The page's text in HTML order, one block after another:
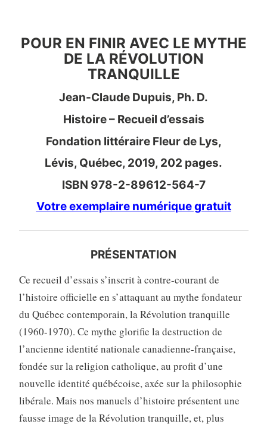
POUR EN FINIR AVEC LE MYTHE
DE LA RÉVOLUTION
TRANQUILLE
Jean-Claude Dupuis, Ph. D.
Histoire – Recueil d’essais
Fondation littéraire Fleur de Lys,
Lévis, Québec, 2019, 202 pages.
ISBN 978-2-89612-564-7
Votre exemplaire numérique gratuit
PRÉSENTATION
Ce recueil d’essais s’inscrit à contre-courant de
l’histoire officielle en s’attaquant au mythe fondateur
du Québec contemporain, la Révolution tranquille
(1960-1970). Ce mythe glorifie la destruction de
l’ancienne identité nationale canadienne-française,
fondée sur la religion catholique, au profit d’une
nouvelle identité québécoise, axée sur la philosophie
libérale. Mais nos manuels d’histoire présentent une
fausse image de la Révolution tranquille, et, plus